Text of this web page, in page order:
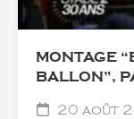
MONTAGE
BALLON”,
20 août